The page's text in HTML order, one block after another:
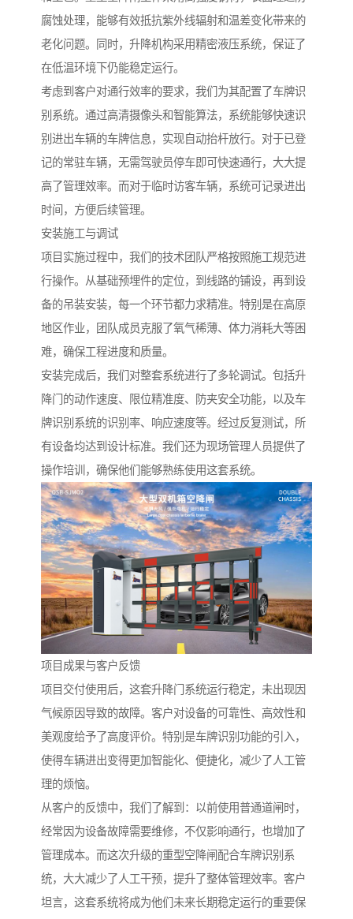
腐蚀处理，能够有效抵抗紫外线辐射和温差变化带来的
老化问题。同时，升降机构采用精密液压系统，保证了
在低温环境下仍能稳定运行。
考虑到客户对通行效率的要求，我们为其配置了车牌识
别系统。通过高清摄像头和智能算法，系统能够快速识
别进出车辆的车牌信息，实现自动抬杆放行。对于已登
记的常驻车辆，无需驾驶员停车即可快速通行，大大提
高了管理效率。而对于临时访客车辆，系统可记录进出
时间，方便后续管理。
安装施工与调试
项目实施过程中，我们的技术团队严格按照施工规范进
行操作。从基础预埋件的定位，到线路的铺设，再到设
备的吊装安装，每一个环节都力求精准。特别是在高原
地区作业，团队成员克服了氧气稀薄、体力消耗大等困
难，确保工程进度和质量。
安装完成后，我们对整套系统进行了多轮调试。包括升
降门的动作速度、限位精准度、防夹安全功能，以及车
牌识别系统的识别率、响应速度等。经过反复测试，所
有设备均达到设计标准。我们还为现场管理人员提供了
操作培训，确保他们能够熟练使用这套系统。
项目成果与客户反馈
项目交付使用后，这套升降门系统运行稳定，未出现因
气候原因导致的故障。客户对设备的可靠性、高效性和
美观度给予了高度评价。特别是车牌识别功能的引入，
使得车辆进出变得更加智能化、便捷化，减少了人工管
理的烦恼。
从客户的反馈中，我们了解到：以前使用普通道闸时，
经常因为设备故障需要维修，不仅影响通行，也增加了
管理成本。而这次升级的重型空降闸配合车牌识别系
统，大大减少了人工干预，提升了整体管理效率。客户
坦言，这套系统将成为他们未来长期稳定运行的重要保